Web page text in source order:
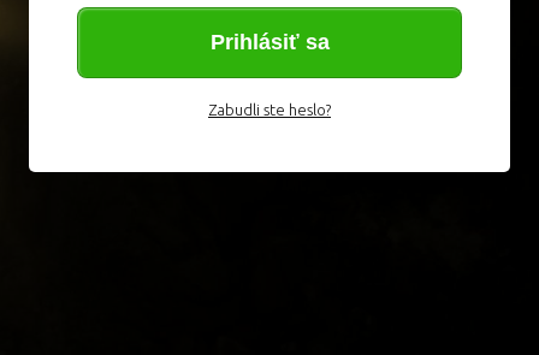
Prihlásiť sa
Zabudli ste heslo?